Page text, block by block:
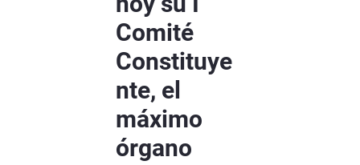
Comité
Constituye
nte, el
máximo
órgano